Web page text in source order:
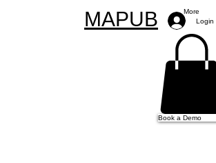
MAPUB
More
Login
Book a Demo